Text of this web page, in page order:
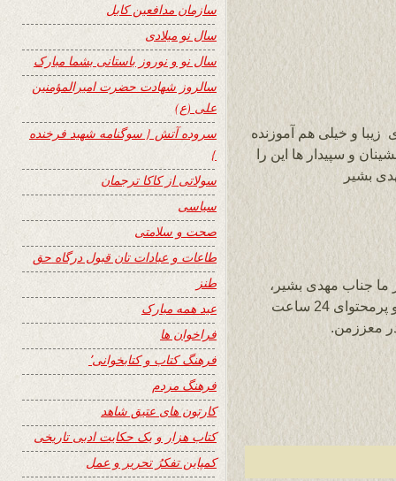
زیبا و خیلی هم آموزنده
و سپیدار ها این را
بشیر
ما جناب مهدی بشیر،
جهان سپاس از نشر این مثنوی در سایت زیبا و پرمحتوای 24 ساعت
معززمن.
سازمان مدافعین کابل
سال نو میلادی
سال نو و نوروز باستانی بشما مبارک
سالروز شهادت حضرت امیرالمؤمنین
علی (ع)
سروده آتش { سوگنامه شهید فرخنده
}
سولاتی از کاکا ترجمان
سیاسی
صحت و سلامتی
طاعات و عبادات تان قبول درگاه حق
طنز
عید همه مبارک
فراخوان ها
فرهنگ کتاب و کتابخوانی٬
فرهنگ مردم
کارتون های عتیق شاهد
کتاب هزار و یک حکایت ادبی تاریخی
کمپاین تفکرُ تحریر و عمل